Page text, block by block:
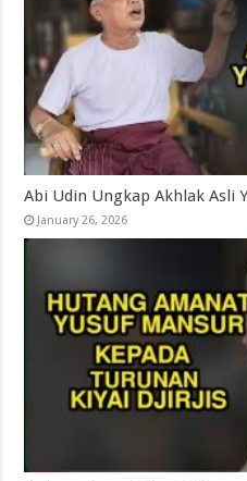
Abi Udin Ungkap Akhlak Asli
January 26, 2026